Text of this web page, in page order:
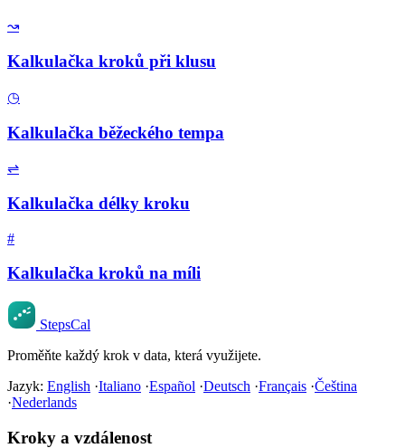
↝
Kalkulačka kroků při klusu
◷
Kalkulačka běžeckého tempa
⇌
Kalkulačka délky kroku
#
Kalkulačka kroků na míli
StepsCal
Proměňte každý krok v data, která využijete.
Jazyk: English ·Italiano ·Español ·Deutsch ·Français ·Čeština
·Nederlands
Kroky a vzdálenost